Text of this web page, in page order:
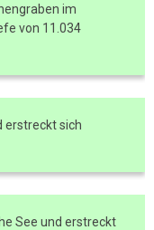
im
von 11.034
erstreckt sich
See und erstreckt